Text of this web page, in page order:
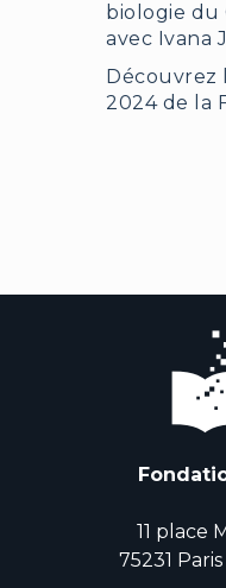
biologie du
avec Ivana
Découvrez
2024 de la
11 place
75231